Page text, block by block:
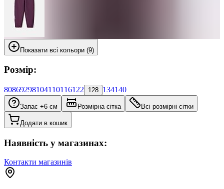
Показати всі кольори (9)
Розмір:
80869298104110116122 128 134140
Запас +6 см Розмірна сітка Всі розмірні сітки
Додати в кошик
Наявність у магазинах:
Контакти магазинів